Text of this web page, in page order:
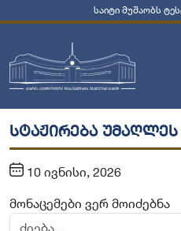
საიტი მუშაობს
სტაჟირება
10 ივნისი, 2026
მონაცემები ვერ მოიძებნა